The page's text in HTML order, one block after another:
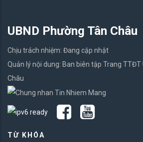
UBND Phường Tân Châu
Chịu trách nhiệm: Đang cập nhật
Quản lý nội dung: Ban biên tập Trang TTĐT
Châu
TỪ KHÓA